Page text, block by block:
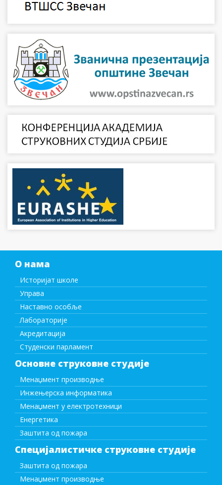
О нама
Историјат школе
Управа
Наставно особље
Лабораторије
Акредитација
Студенски парламент
Основне струковне студије
Менаџмент производње
Инжењерска информатика
Менаџмент у електротехници
Енергетика
Заштита од пожара
Специјалистичке струковне студије
Заштита од пожара
Менаџмент производње